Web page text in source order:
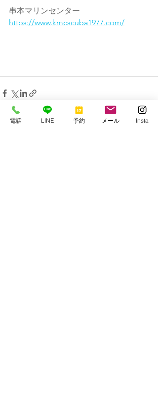
串本マリンセンター
https://www.kmcscuba1977.com/
電話 LINE 予約 メール Insta